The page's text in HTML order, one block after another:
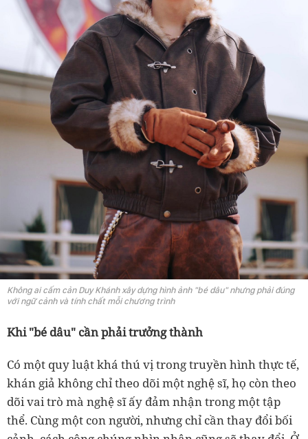
Không ai cấm cản Duy Khánh xây dựng hình ảnh "bé dâu" nhưng phải đúng
với ngữ cảnh và tính chất mỗi chương trình
Khi "bé dâu" cần phải trưởng thành
Có một quy luật khá thú vị trong truyền hình thực tế,
khán giả không chỉ theo dõi một nghệ sĩ, họ còn theo
dõi vai trò mà nghệ sĩ ấy đảm nhận trong một tập
thể. Cùng một con người, nhưng chỉ cần thay đổi bối